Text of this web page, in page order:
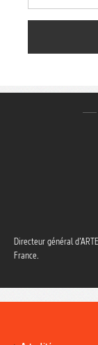
Directeur général
France.